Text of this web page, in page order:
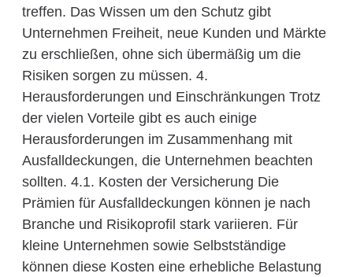
treffen. Das Wissen um den Schutz gibt
Unternehmen Freiheit, neue Kunden und Märkte
zu erschließen, ohne sich übermäßig um die
Risiken sorgen zu müssen. 4.
Herausforderungen und Einschränkungen Trotz
der vielen Vorteile gibt es auch einige
Herausforderungen im Zusammenhang mit
Ausfalldeckungen, die Unternehmen beachten
sollten. 4.1. Kosten der Versicherung Die
Prämien für Ausfalldeckungen können je nach
Branche und Risikoprofil stark variieren. Für
kleine Unternehmen sowie Selbstständige
können diese Kosten eine erhebliche Belastung